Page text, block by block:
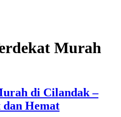
Murah
di Cilandak –
dan Hemat